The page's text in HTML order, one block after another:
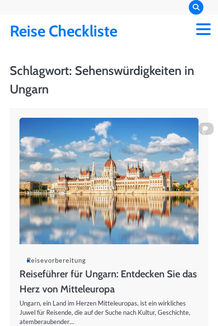
content
Reise Checkliste
Schlagwort: Sehenswürdigkeiten in
Ungarn
0
Reisevorbereitung
Reiseführer für Ungarn: Entdecken Sie das
Herz von Mitteleuropa
Ungarn, ein Land im Herzen Mitteleuropas, ist ein wirkliches
Juwel für Reisende, die auf der Suche nach Kultur, Geschichte,
atemberaubender…